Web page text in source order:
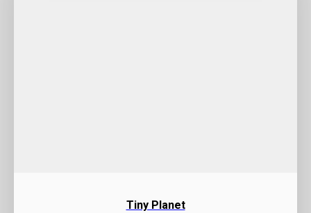
Tiny Planet